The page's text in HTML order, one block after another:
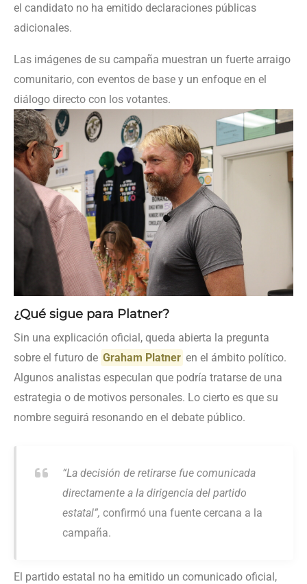
el candidato no ha emitido declaraciones públicas
adicionales.
Las imágenes de su campaña muestran un fuerte arraigo
comunitario, con eventos de base y un enfoque en el
diálogo directo con los votantes.
¿Qué sigue para Platner?
Sin una explicación oficial, queda abierta la pregunta
sobre el futuro de Graham Platner en el ámbito político.
Algunos analistas especulan que podría tratarse de una
estrategia o de motivos personales. Lo cierto es que su
nombre seguirá resonando en el debate público.
“La decisión de retirarse fue comunicada
directamente a la dirigencia del partido
estatal”, confirmó una fuente cercana a la
campaña.
El partido estatal no ha emitido un comunicado oficial,